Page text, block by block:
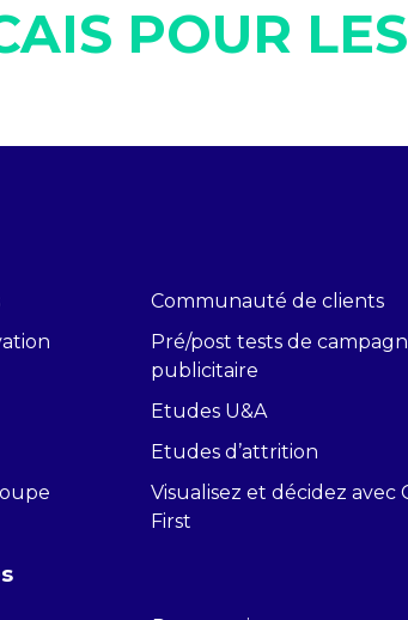
POUR
Communauté de clients
Pré/post tests de
publicitaire
Etudes U&A
Etudes d’attrition
Visualisez et décidez avec
First